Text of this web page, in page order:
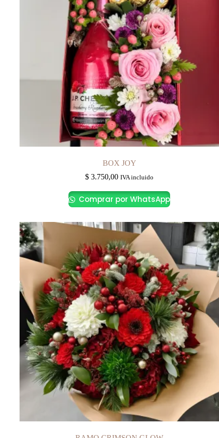
BOX JOY
$ 3.750,00 IVA incluido
Comprar por WhatsApp